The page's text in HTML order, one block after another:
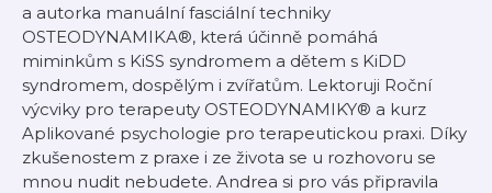
a autorka manuální fasciální techniky
OSTEODYNAMIKA®, která účinně pomáhá
miminkům s KiSS syndromem a dětem s KiDD
syndromem, dospělým i zvířatům. Lektoruji Roční
výcviky pro terapeuty OSTEODYNAMIKY® a kurz
Aplikované psychologie pro terapeutickou praxi. Díky
zkušenostem z praxe i ze života se u rozhovoru se
mnou nudit nebudete. Andrea si pro vás připravila